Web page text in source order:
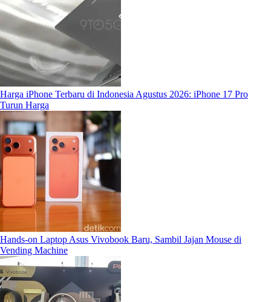
Harga iPhone Terbaru di Indonesia Agustus 2026: iPhone 17 Pro
Turun Harga
Hands-on Laptop Asus Vivobook Baru, Sambil Jajan Mouse di
Vending Machine